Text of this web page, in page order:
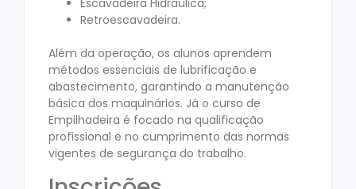
Escavadeira Hidráulica;
Retroescavadeira.
Além da operação, os alunos aprendem
métodos essenciais de lubrificação e
abastecimento, garantindo a manutenção
básica dos maquinários. Já o curso de
Empilhadeira é focado na qualificação
profissional e no cumprimento das normas
vigentes de segurança do trabalho.